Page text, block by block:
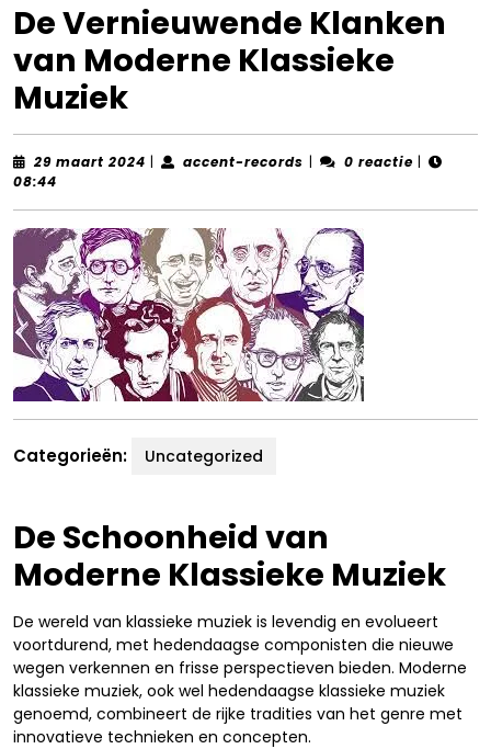
De Vernieuwende Klanken
van Moderne Klassieke
Muziek
29 maart 2024 29
| accent-records accent-
| 0 reactie |
08:44
Categorieën: Uncategorized
De Schoonheid van
Moderne Klassieke Muziek
De wereld van klassieke muziek is levendig en evolueert
voortdurend, met hedendaagse componisten die nieuwe
wegen verkennen en frisse perspectieven bieden. Moderne
klassieke muziek, ook wel hedendaagse klassieke muziek
genoemd, combineert de rijke tradities van het genre met
innovatieve technieken en concepten.